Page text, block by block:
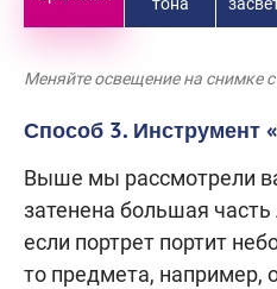
тона
Меняйте освещение на снимке
Способ 3. Инструмент
Выше мы рассмотрели
затенена большая
если портрет портит
то предмета, например,